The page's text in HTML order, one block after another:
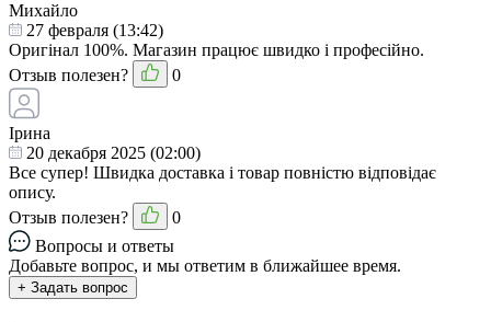
Михайло
27 февраля (13:42)
Оригінал 100%. Магазин працює швидко і професійно.
Отзыв полезен?
0
Ірина
20 декабря 2025 (02:00)
Все супер! Швидка доставка і товар повністю відповідає
опису.
Отзыв полезен?
0
Вопросы и ответы
Добавьте вопрос, и мы ответим в ближайшее время.
+ Задать вопрос